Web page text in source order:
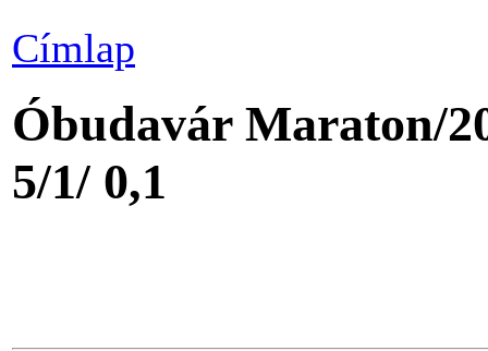
Címlap
Óbudavár Maraton/
5/1/ 0,1